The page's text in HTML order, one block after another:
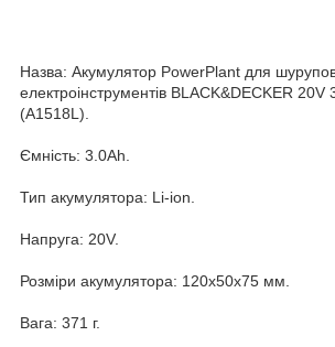
Назва: Акумулятор PowerPlant для
електроінструментів BLACK&DECKER 20V
(A1518L).
Ємність: 3.0Ah.
Тип акумулятора: Li-ion.
Напруга: 20V.
Розміри акумулятора: 120x50x75 мм.
Вага: 371 г.